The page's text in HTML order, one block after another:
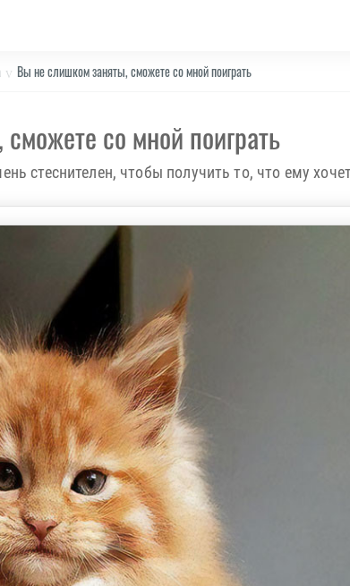
Вы не слишком заняты, сможете со мной поиграть
со мной поиграть
стеснителен, чтобы получить то, что ему